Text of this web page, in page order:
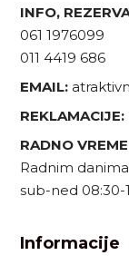
INFO,
061 1976099
011 4419 686
EMAIL:
REKLAMACIJE:
RADNO
Radnim
sub-ned 08:30-
Informacije